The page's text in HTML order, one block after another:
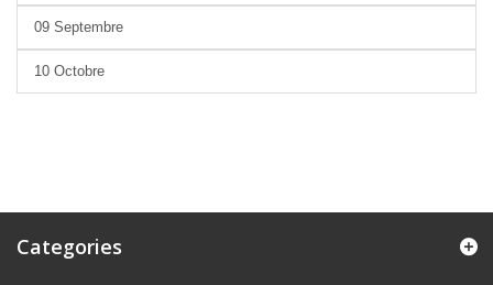
09 Septembre
10 Octobre
Categories